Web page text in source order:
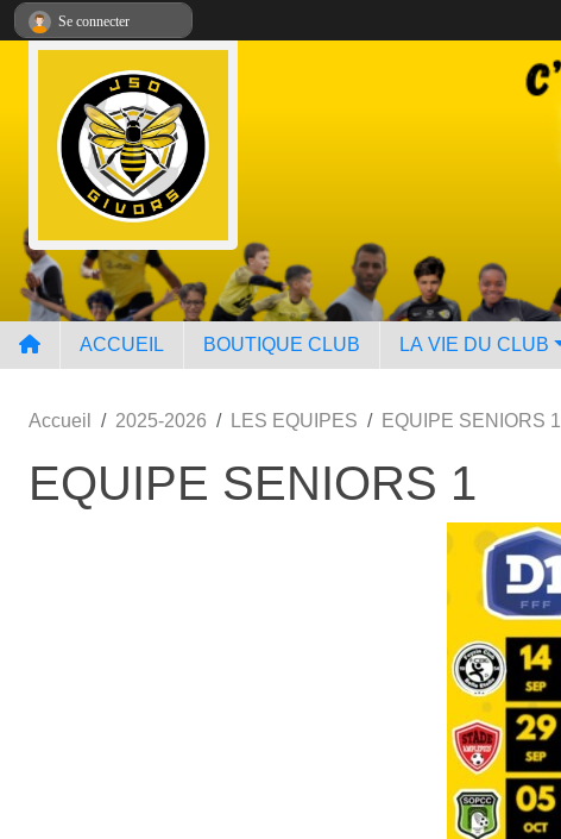
ACCUEIL BOUTIQUE CLUB LA VIE DU CLUB
Accueil 2025-2026 LES EQUIPES EQUIPE SENIORS 1
EQUIPE SENIORS 1
Se connecter
Panneau de gestion des cookies